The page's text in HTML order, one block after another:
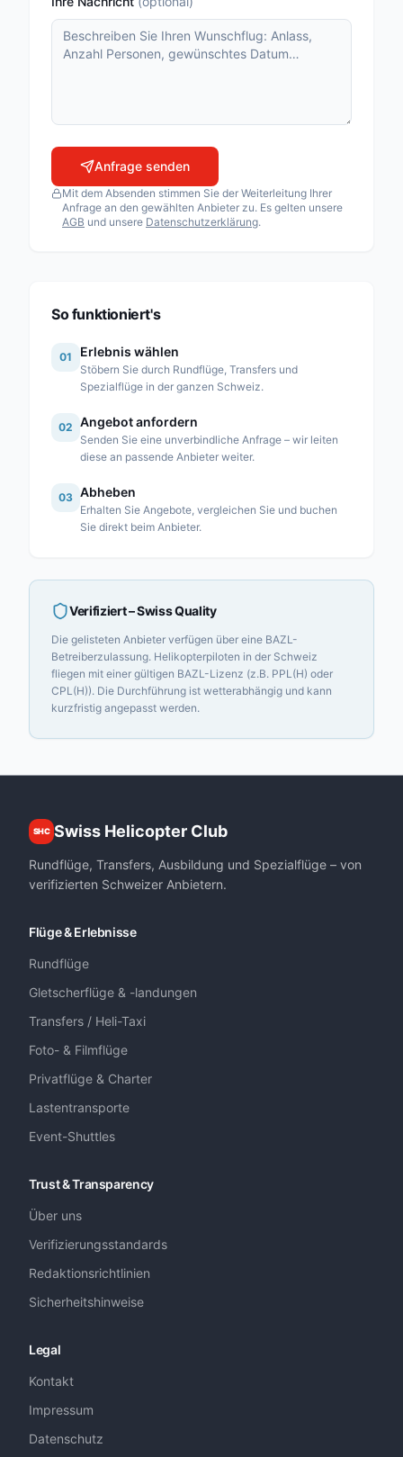
Seenflug Berner Oberland
Touch the Glacier
Airport Helicopter AHB AG
Fuchs Helikopter AG
Heli Sitterdorf AG / Heli Academy
Heli-TV SA
Linth Air Service AG
Mountain Flyers 80 Ltd
Partn’Air Management SA
Rose Helicopter AG
Simplon Air GmbH
Swiss Helicopter AG
Anfrage senden
Mit dem Absenden stimmen Sie der Weiterleitung Ihrer
Anfrage an den gewählten Anbieter zu. Es gelten unsere
AGB und unsere Datenschutzerklärung.
So funktioniert's
01 Erlebnis wählen
Stöbern Sie durch Rundflüge, Transfers und
Spezialflüge in der ganzen Schweiz.
02 Angebot anfordern
Senden Sie eine unverbindliche Anfrage – wir leiten
diese an passende Anbieter weiter.
03 Abheben
Erhalten Sie Angebote, vergleichen Sie und buchen
Sie direkt beim Anbieter.
Verifiziert– Swiss Quality
Die gelisteten Anbieter verfügen über eine BAZL-
Betreiberzulassung. Helikopterpiloten in der Schweiz
fliegen mit einer gültigen BAZL-Lizenz (z.B. PPL(H) oder
CPL(H)). Die Durchführung ist wetterabhängig und kann
kurzfristig angepasst werden.
SHC Swiss Helicopter Club
Rundflüge, Transfers, Ausbildung und Spezialflüge – von
verifizierten Schweizer Anbietern.
Flüge & Erlebnisse
Rundflüge
Gletscherflüge & -landungen
Transfers / Heli-Taxi
Foto- & Filmflüge
Privatflüge & Charter
Lastentransporte
Event-Shuttles
Trust & Transparency
Über uns
Verifizierungsstandards
Redaktionsrichtlinien
Sicherheitshinweise
Legal
Kontakt
Impressum
Datenschutz